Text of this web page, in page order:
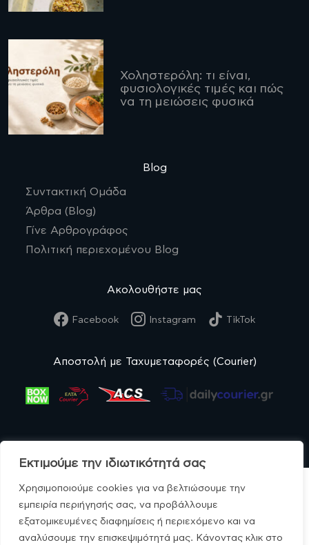
Εκτιμούμε την ιδιωτικότητά σας
Χρησιμοποιούμε cookies για να βελτιώσουμε την
εμπειρία περιήγησής σας, να προβάλλουμε
εξατομικευμένες διαφημίσεις ή περιεχόμενο και να
αναλύσουμε την επισκεψιμότητά μας. Κάνοντας κλικ στο
Χοληστερόλη: τι είναι,
φυσιολογικές τιμές και πώς
να τη μειώσεις φυσικά
Blog
Συντακτική Ομάδα
Άρθρα (Blog)
Γίνε Αρθρογράφος
Πολιτική περιεχομένου Blog
Ακολουθήστε μας
Facebook Instagram TikTok
Αποστολή με Ταχυμεταφορές (Courier)
© MonoBio.gr 2020-2026.